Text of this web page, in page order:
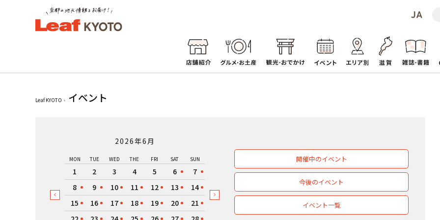
Leaf KYOTO イベント
2026年6月
MON TUE WED THE FRI SAT SUN
1 2 3 4 5 6
7
8
9 10 11 12 13
14
15
16 17 18 19 20
21
開催中のイベント
今後のイベント
イベント一覧